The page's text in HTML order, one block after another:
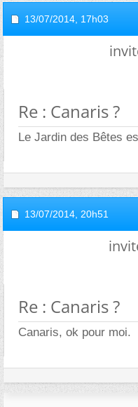
13/07/2014, 17h03
Re : Canaris ?
Le Jardin des Bêtes
13/07/2014, 20h51
Re : Canaris ?
Canaris, ok pour moi.